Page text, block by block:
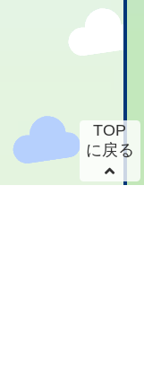
TOP
に戻る